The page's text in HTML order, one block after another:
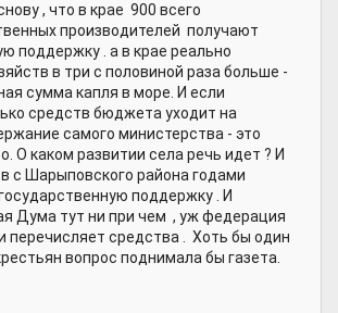
, что в крае 900 всего
производителей получают
поддержку . а в крае реально
в три с половиной раза больше -
сумма капля в море. И если
средств бюджета уходит на
самого министерства - это
О каком развитии села речь идет ? И
с Шарыповского района годами
поддержку . И
Дума тут ни при чем , уж федерация
перечисляет средства . Хоть бы один
вопрос поднимала бы газета.